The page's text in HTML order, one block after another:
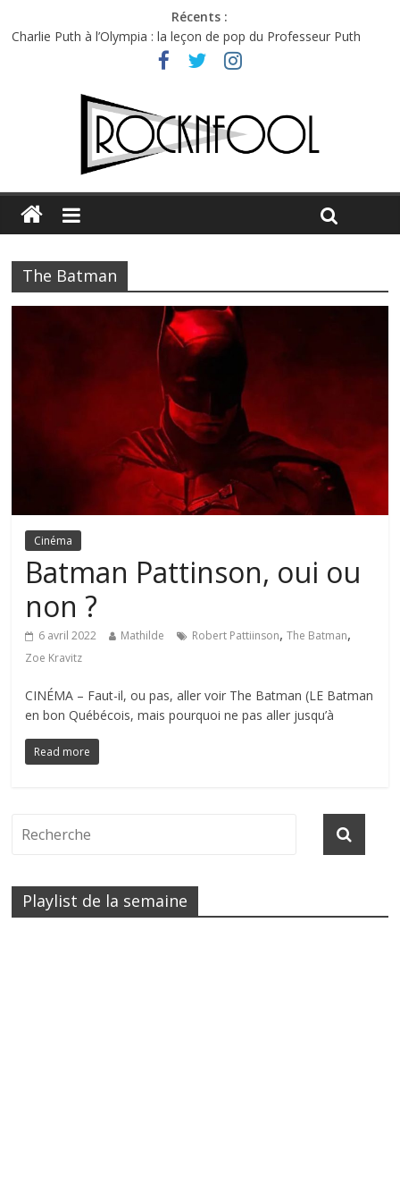
Récents :
Charlie Puth à l’Olympia : la leçon de pop du Professeur Puth
Festival Triptyque : un nouveau festival de musique indépendant
Hellfest 2026 vendredi : température et émotions en hausse
Hellfest 2026 jeudi : impossible de choisir entre chaleur et bonne
Première édition du Midgard Festival : entre bière, métal et
The Batman
Cinéma
Batman Pattinson, oui ou
non ?
6 avril 2022 Mathilde Robert Pattiinson,The Batman,
Zoe Kravitz
CINÉMA – Faut-il, ou pas, aller voir The Batman (LE Batman
en bon Québécois, mais pourquoi ne pas aller jusqu’à
Read more
Playlist de la semaine